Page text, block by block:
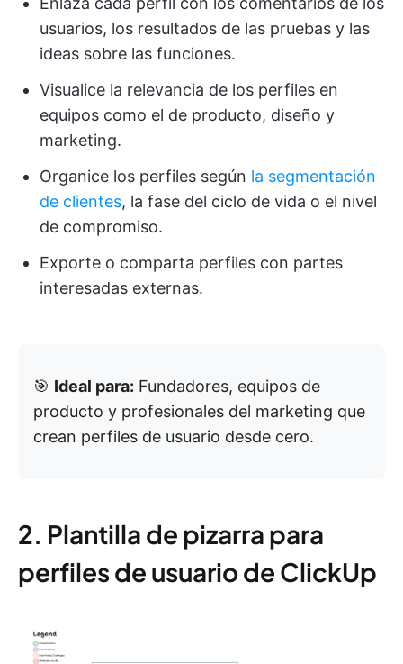
usuarios, los resultados de las pruebas y las
ideas sobre las funciones.
Visualice la relevancia de los perfiles en
equipos como el de producto, diseño y
marketing.
Organice los perfiles según la segmentación
de clientes, la fase del ciclo de vida o el nivel
de compromiso.
Exporte o comparta perfiles con partes
interesadas externas.
🎯 Ideal para: Fundadores, equipos de
producto y profesionales del marketing que
crean perfiles de usuario desde cero.
2. Plantilla de pizarra para
perfiles de usuario de ClickUp